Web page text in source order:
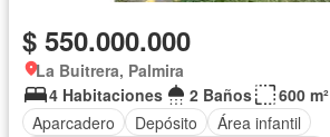
$ 550.000.000
La Buitrera, Palmira
4 Habitaciones
2 Baños
600 m²
Aparcadero
Depósito
Área infantil